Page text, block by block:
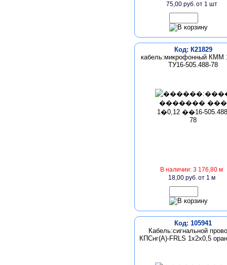
75,00 руб.от 1 шт
Код: К21829
кабель:микрофонный КММ
ТУ16-505.488-78
В наличии: 3 176,80 м
18,00 руб.от 1 м
Код: 105941
Кабель:сигнальной
КПСнг(А)-FRLS 1х2х0,5